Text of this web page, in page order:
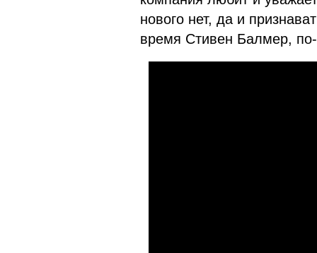
нового нет, да и
время Стивен Балмер,